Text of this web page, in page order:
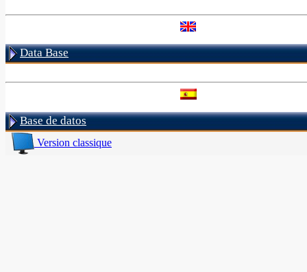
Data Base
Base de datos
Version classique